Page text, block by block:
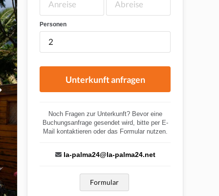
Personen
Unterkunft anfragen
Noch Fragen zur Unterkunft? Bevor eine
Buchungsanfrage gesendet wird, bitte per E-
Mail kontaktieren oder das Formular nutzen.
la-palma24@la-palma24.net
Formular